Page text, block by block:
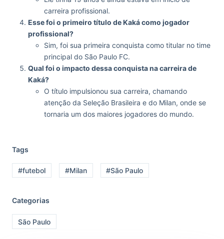
carreira profissional.
Esse foi o primeiro título de Kaká como jogador
profissional?
Sim, foi sua primeira conquista como titular no time
principal do São Paulo FC.
Qual foi o impacto dessa conquista na carreira de
Kaká?
O título impulsionou sua carreira, chamando
atenção da Seleção Brasileira e do Milan, onde se
tornaria um dos maiores jogadores do mundo.
Tags
#futebol #Milan #São Paulo
Categorias
São Paulo